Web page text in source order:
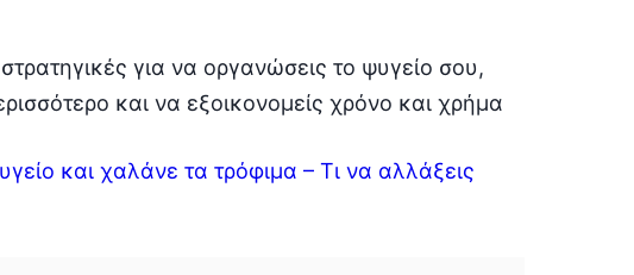
για να οργανώσεις το ψυγείο σου,
και να εξοικονομείς χρόνο και χρήμα
και χαλάνε τα τρόφιμα – Τι να αλλάξεις